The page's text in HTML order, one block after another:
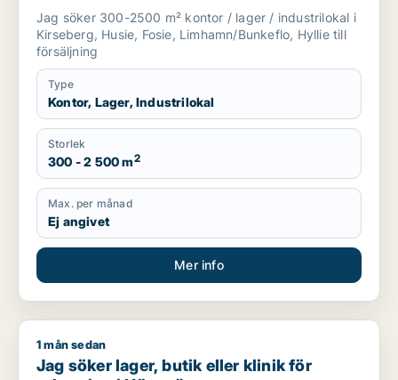
Jag söker 300-2500 m² kontor / lager / industrilokal i
Kirseberg, Husie, Fosie, Limhamn/Bunkeflo, Hyllie till
försäljning
Type
Kontor, Lager, Industrilokal
Storlek
300 - 2 500 m2
Max. per månad
Ej angivet
Mer info
Jag söker lager, butik eller klinik för uthyrning i Höganäs
1 mån sedan
Jag söker lager, butik eller klinik för